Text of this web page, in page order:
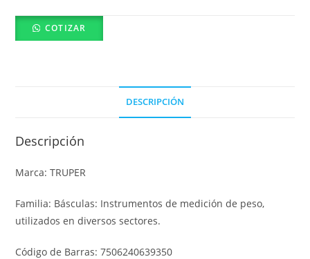
COTIZAR
DESCRIPCIÓN
Descripción
Marca: TRUPER
Familia: Básculas: Instrumentos de medición de peso,
utilizados en diversos sectores.
Código de Barras: 7506240639350